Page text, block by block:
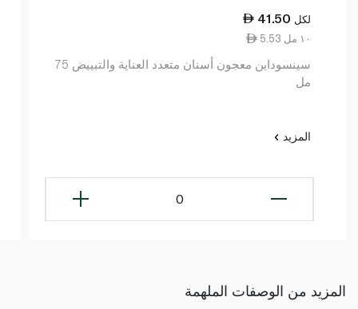
41.50 لكل
5.53 ١٠ مل
سينسوداين معجون أسنان متعدد العناية والتبييض 75
مل
المزيد
0
المزيد من الوصفات الملهمة